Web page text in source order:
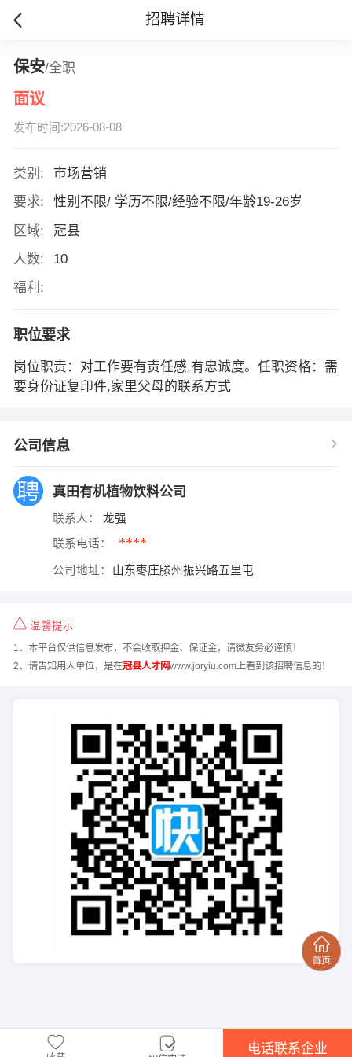
招聘详情
保安/全职
面议
发布时间:2026-08-08
类别:
市场营销
要求:
性别不限/ 学历不限/经验不限/年龄19-26岁
区域:
冠县
人数:
10
福利:
职位要求
岗位职责：对工作要有责任感,有忠诚度。任职资格：需
要身份证复印件,家里父母的联系方式
公司信息
真田有机植物饮料公司
联系人： 龙强
联系电话： ****
公司地址： 山东枣庄滕州振兴路五里屯
温馨提示
1、本平台仅供信息发布，不会收取押金、保证金，请微友务必谨慎！
2、请告知用人单位，是在冠县人才网www.joryiu.com上看到该招聘信息的！
电话联系企业